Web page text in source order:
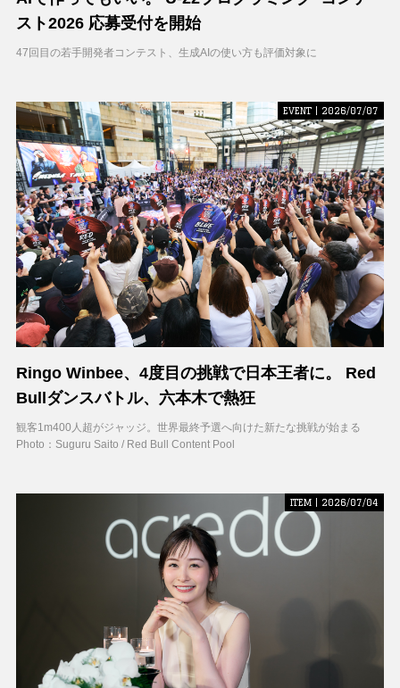
スト2026 応募受付を開始
47回目の若手開発者コンテスト、生成AIの使い方も評価対象に
EVENT | 2026/07/07
Ringo Winbee、4度目の挑戦で日本王者に。 Red
Bullダンスバトル、六本木で熱狂
観客1m400人超がジャッジ。世界最終予選へ向けた新たな挑戦が始まる
Photo：Suguru Saito / Red Bull Content Pool
ITEM | 2026/07/04